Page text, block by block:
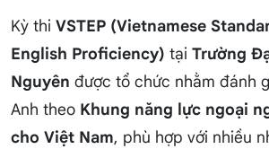
Kỳ thi VSTEP (Vietnamese
English Proficiency) tại Trường
Nguyên được tổ chức nhằm đánh
Anh theo Khung năng lực ngoại
cho Việt Nam, phù hợp với nhiều